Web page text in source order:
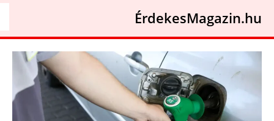
ÉrdekesMagazin.hu